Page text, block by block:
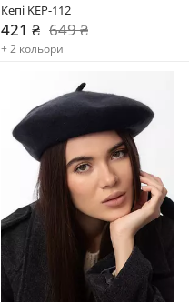
Кепі KEP-112
421 ₴ 649 ₴
+ 2 кольори